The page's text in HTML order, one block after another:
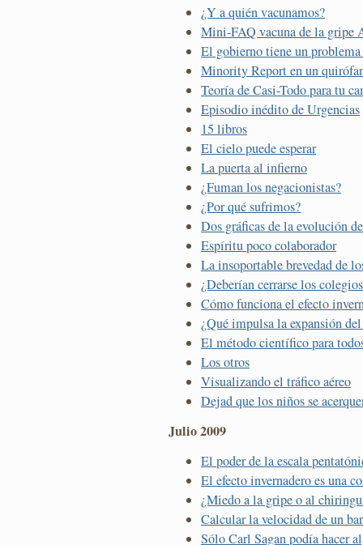
¿Y a quién vacunamos?
Mini-FAQ vacuna de la gripe
El gobierno tiene un
Minority Report en un
Teoría de Casi-Todo para tu
Episodio inédito de Urgencias
15 libros
El cielo puede esperar
La puerta al infierno
¿Fuman los negacionistas?
¿Por qué sufrimos?
Dos gráficas de la evolución
Espíritu poco colaborador
La insoportable brevedad de
¿Deberían cerrarse los
Cómo funciona el efecto
¿Qué impulsa la expansión
El método científico para
Los otros
Visualizando el tráfico aéreo
Dejad que los niños se
Julio 2009
El poder de la escala
El efecto invernadero es una
¿Miedo a la gripe o al
Calcular la velocidad de un
Sólo Carl Sagan podía hacer